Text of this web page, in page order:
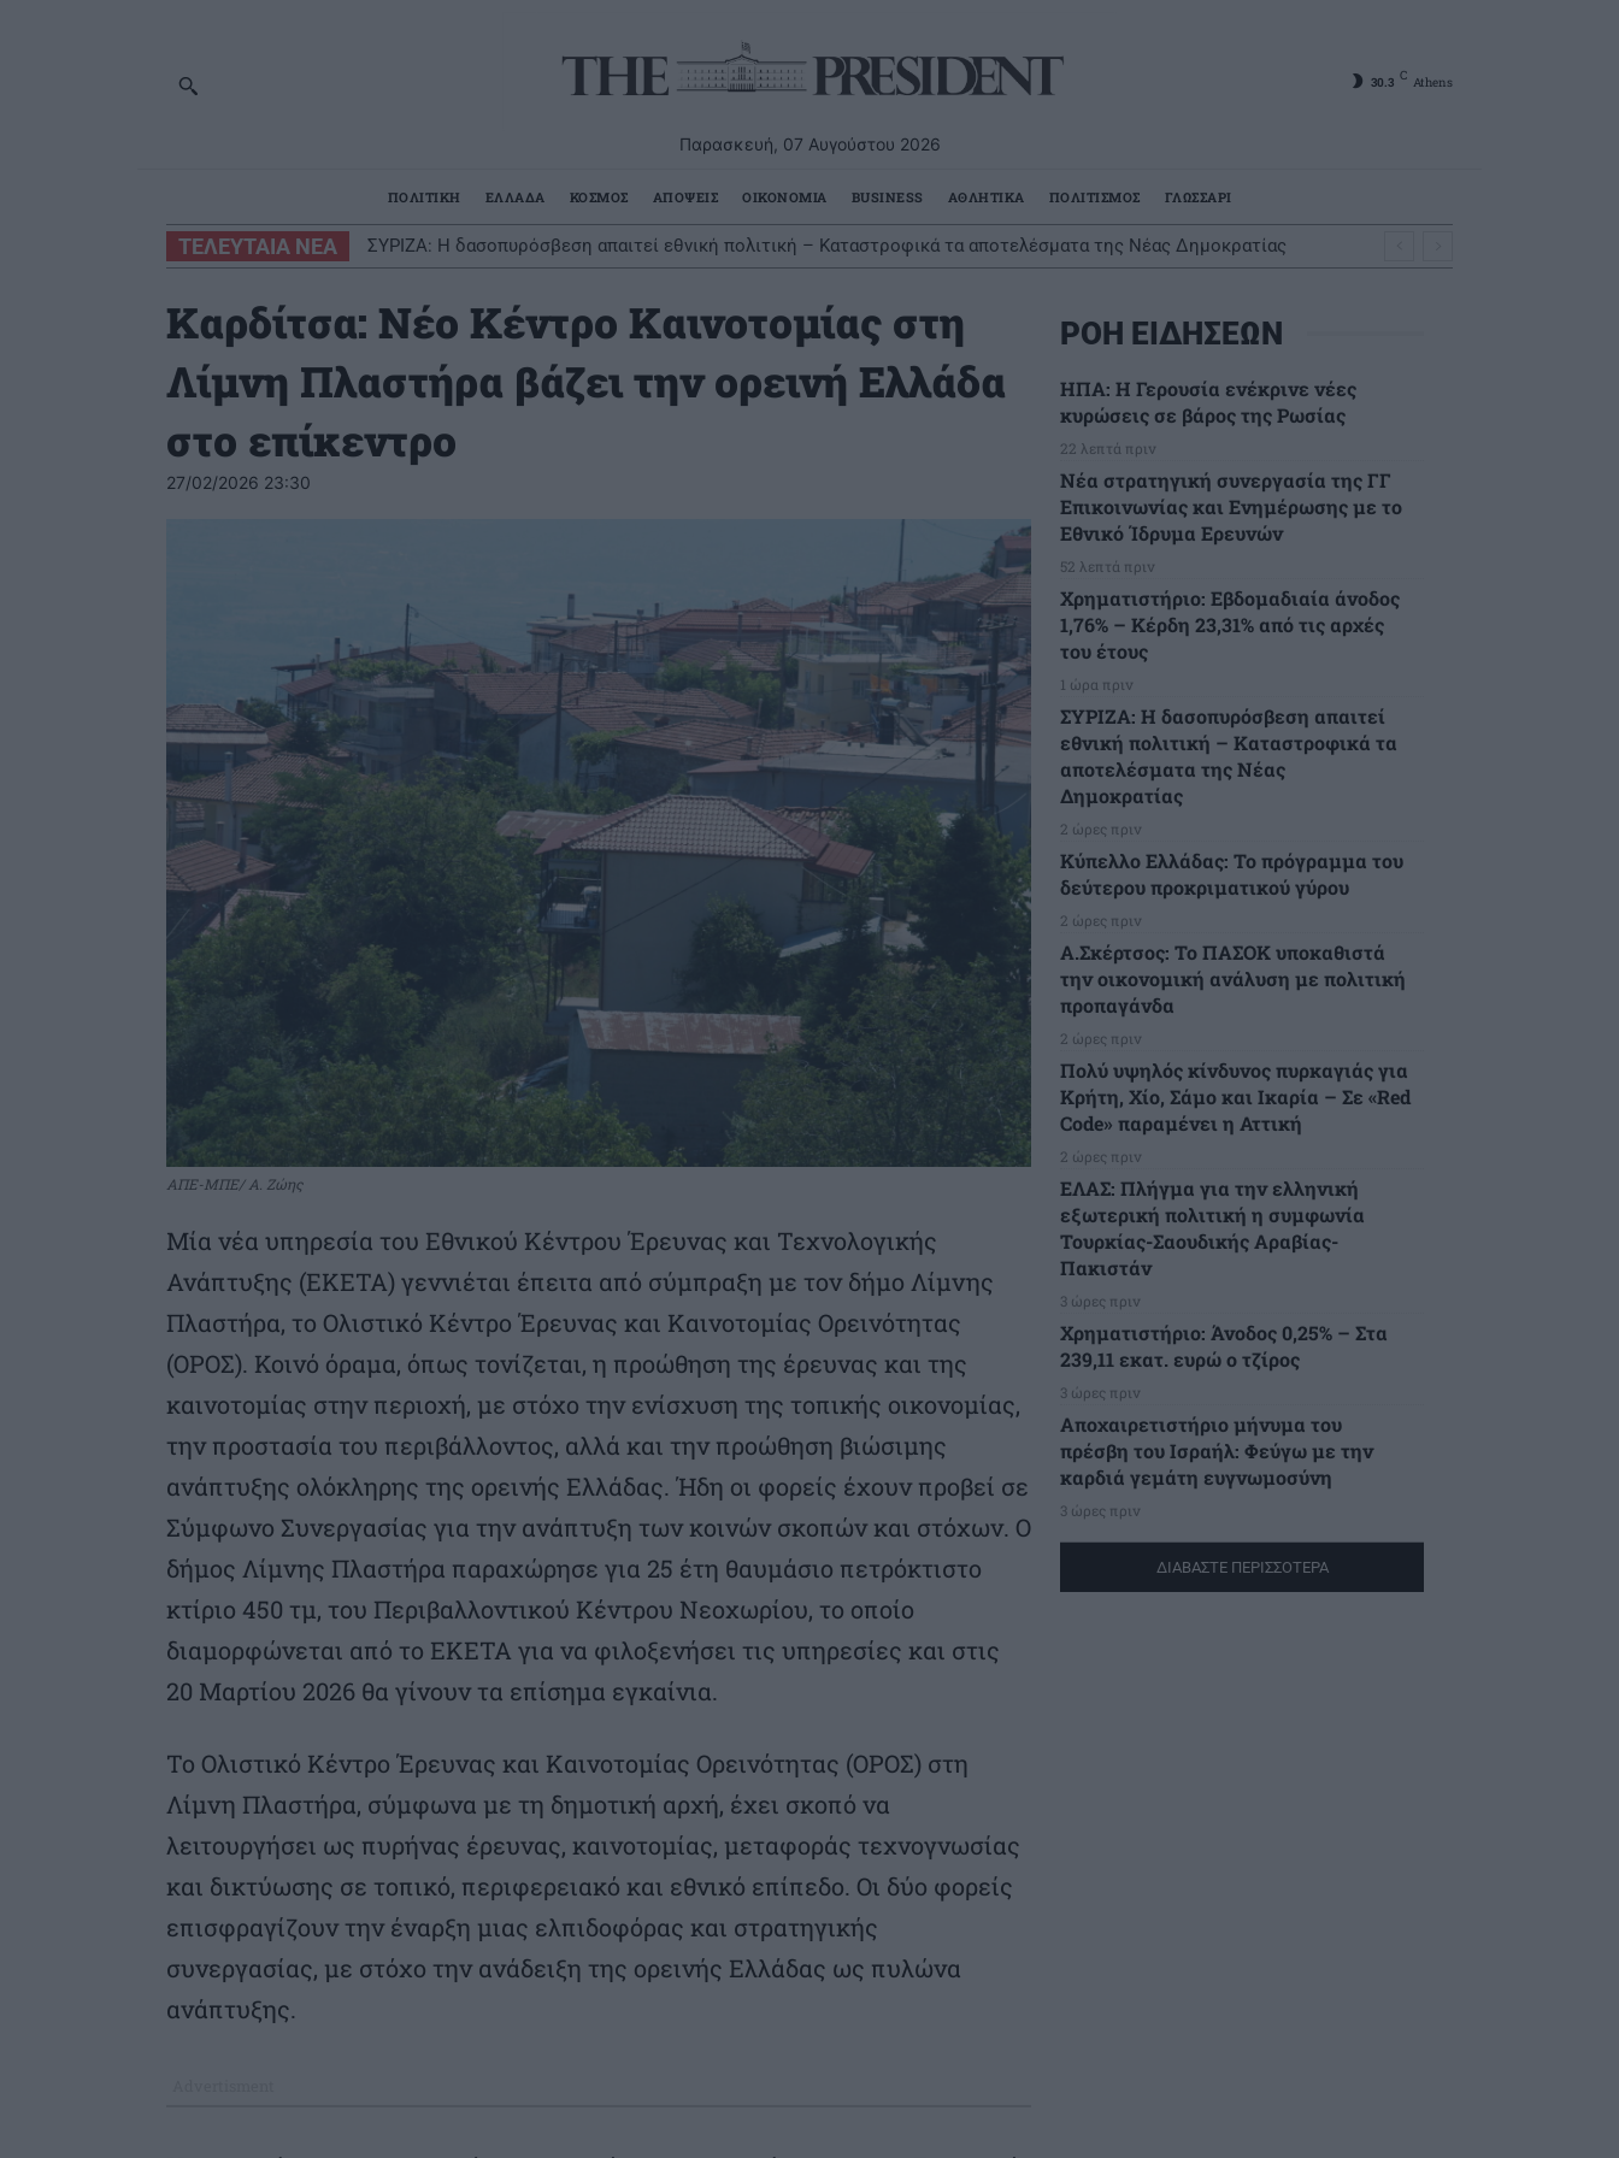
Παρασκευή, 07 Αυγούστου 2026
30.3 C Athens
ΠΟΛΙΤΙΚΗ ΕΛΛΑΔΑ ΚΟΣΜΟΣ ΑΠΟΨΕΙΣ ΟΙΚΟΝΟΜΙΑ BUSINESS ΑΘΛΗΤΙΚΑ ΠΟΛΙΤΙΣΜΟΣ ΓΛΩΣΣΑΡΙ
ΤΕΛΕΥΤΑΙΑ ΝΕΑ ΣΥΡΙΖΑ: Η δασοπυρόσβεση απαιτεί εθνική πολιτική – Καταστροφικά τα αποτελέσματα της Νέας Δημοκρατίας
Καρδίτσα: Νέο Κέντρο Καινοτομίας στη
Λίμνη Πλαστήρα βάζει την ορεινή Ελλάδα
στο επίκεντρο
27/02/2026 23:30
ΑΠΕ-ΜΠΕ/ Α. Ζώης
Μία νέα υπηρεσία του Εθνικού Κέντρου Έρευνας και Τεχνολογικής
Ανάπτυξης (ΕΚΕΤΑ) γεννιέται έπειτα από σύμπραξη με τον δήμο Λίμνης
Πλαστήρα, το Ολιστικό Κέντρο Έρευνας και Καινοτομίας Ορεινότητας
(ΟΡΟΣ). Κοινό όραμα, όπως τονίζεται, η προώθηση της έρευνας και της
καινοτομίας στην περιοχή, με στόχο την ενίσχυση της τοπικής οικονομίας,
την προστασία του περιβάλλοντος, αλλά και την προώθηση βιώσιμης
ανάπτυξης ολόκληρης της ορεινής Ελλάδας. Ήδη οι φορείς έχουν προβεί σε
Σύμφωνο Συνεργασίας για την ανάπτυξη των κοινών σκοπών και στόχων. Ο
δήμος Λίμνης Πλαστήρα παραχώρησε για 25 έτη θαυμάσιο πετρόκτιστο
κτίριο 450 τμ, του Περιβαλλοντικού Κέντρου Νεοχωρίου, το οποίο
διαμορφώνεται από το ΕΚΕΤΑ για να φιλοξενήσει τις υπηρεσίες και στις
20 Μαρτίου 2026 θα γίνουν τα επίσημα εγκαίνια.
Το Ολιστικό Κέντρο Έρευνας και Καινοτομίας Ορεινότητας (ΟΡΟΣ) στη
Λίμνη Πλαστήρα, σύμφωνα με τη δημοτική αρχή, έχει σκοπό να
λειτουργήσει ως πυρήνας έρευνας, καινοτομίας, μεταφοράς τεχνογνωσίας
και δικτύωσης σε τοπικό, περιφερειακό και εθνικό επίπεδο. Οι δύο φορείς
επισφραγίζουν την έναρξη μιας ελπιδοφόρας και στρατηγικής
συνεργασίας, με στόχο την ανάδειξη της ορεινής Ελλάδας ως πυλώνα
ανάπτυξης.
ΡΟΗ ΕΙΔΗΣΕΩΝ
ΗΠΑ: Η Γερουσία ενέκρινε νέες
κυρώσεις σε βάρος της Ρωσίας
22 λεπτά πριν
Νέα στρατηγική συνεργασία της ΓΓ
Επικοινωνίας και Ενημέρωσης με το
Εθνικό Ίδρυμα Ερευνών
52 λεπτά πριν
Χρηματιστήριο: Εβδομαδιαία άνοδος
1,76% – Κέρδη 23,31% από τις αρχές
του έτους
1 ώρα πριν
ΣΥΡΙΖΑ: Η δασοπυρόσβεση απαιτεί
εθνική πολιτική – Καταστροφικά τα
αποτελέσματα της Νέας
Δημοκρατίας
2 ώρες πριν
Κύπελλο Ελλάδας: Το πρόγραμμα του
δεύτερου προκριματικού γύρου
2 ώρες πριν
Α.Σκέρτσος: Το ΠΑΣΟΚ υποκαθιστά
την οικονομική ανάλυση με πολιτική
προπαγάνδα
2 ώρες πριν
Πολύ υψηλός κίνδυνος πυρκαγιάς για
Κρήτη, Χίο, Σάμο και Ικαρία – Σε «Red
Code» παραμένει η Αττική
2 ώρες πριν
ΕΛΑΣ: Πλήγμα για την ελληνική
εξωτερική πολιτική η συμφωνία
Τουρκίας-Σαουδικής Αραβίας-
Πακιστάν
3 ώρες πριν
Χρηματιστήριο: Άνοδος 0,25% – Στα
239,11 εκατ. ευρώ ο τζίρος
3 ώρες πριν
Αποχαιρετιστήριο μήνυμα του
πρέσβη του Ισραήλ: Φεύγω με την
καρδιά γεμάτη ευγνωμοσύνη
3 ώρες πριν
ΔΙΑΒΑΣΤΕ ΠΕΡΙΣΣΟΤΕΡΑ